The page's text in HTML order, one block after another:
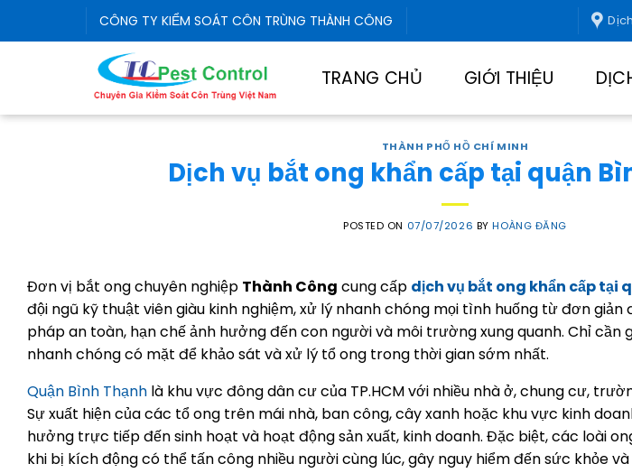
CÔNG TY KIỂM SOÁT CÔN TRÙNG THÀNH CÔNG
TRANG CHỦ GIỚI THIỆU
THÀNH PHỐ HỒ CHÍ MINH
Dịch vụ bắt ong khẩn cấp tại quận
POSTED ON 07/07/2026 BYHOÀNG ĐĂNG
Đơn vị bắt ong chuyên nghiệp Thành Công cung cấp dịch vụ bắt ong khẩn cấp tại
đội ngũ kỹ thuật viên giàu kinh nghiệm, xử lý nhanh chóng mọi tình huống từ đơn
pháp an toàn, hạn chế ảnh hưởng đến con người và môi trường xung quanh. Chỉ cần
nhanh chóng có mặt để khảo sát và xử lý tổ ong trong thời gian sớm nhất.
Quận Bình Thạnh là khu vực đông dân cư của TP.HCM với nhiều nhà ở, chung cư,
Sự xuất hiện của các tổ ong trên mái nhà, ban công, cây xanh hoặc khu vực kinh
hưởng trực tiếp đến sinh hoạt và hoạt động sản xuất, kinh doanh. Đặc biệt, các loài
khi bị kích động có thể tấn công nhiều người cùng lúc, gây nguy hiểm đến sức khỏe